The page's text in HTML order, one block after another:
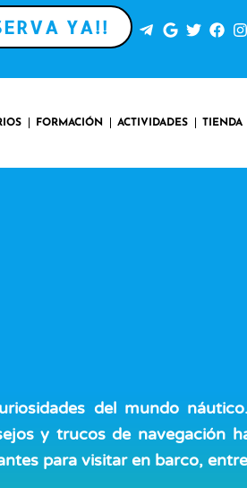
YA!!
FORMACIÓN ACTIVIDADES TIENDA
del mundo
y trucos de navegación
para visitar en barco,